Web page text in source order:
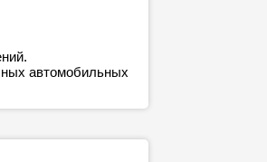
автомобильных